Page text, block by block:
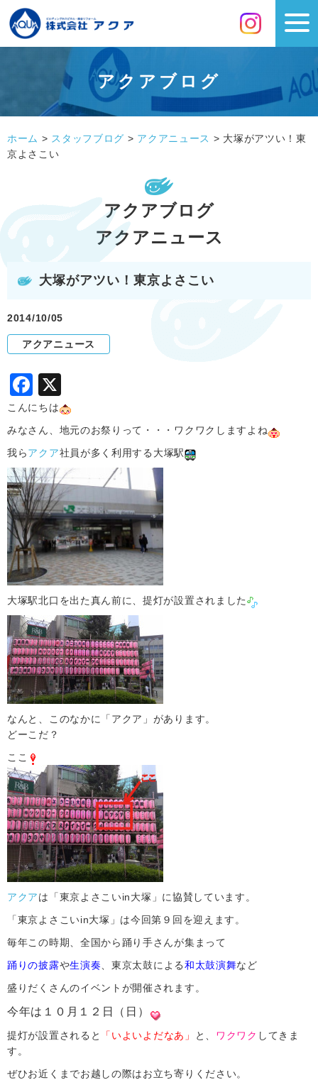
アクアブログ
ホーム > スタッフブログ > アクアニュース > 大塚がアツい！東
京よさこい
アクアブログ
アクアニュース
大塚がアツい！東京よさこい
2014/10/05
アクアニュース
F
a
c
e
b
o
o
k
こんにちは
みなさん、地元のお祭りって・・・ワクワクしますよね
我らアクア社員が多く利用する大塚駅
大塚駅北口を出た真ん前に、提灯が設置されました
なんと、このなかに「アクア」があります。
どーこだ？
ここ
アクアは「東京よさこいin大塚」に協賛しています。
「東京よさこいin大塚」は今回第９回を迎えます。
毎年この時期、全国から踊り手さんが集まって
踊りの披露や生演奏 、東京太鼓による和太鼓演舞など
盛りだくさんのイベントが開催されます。
今年は１０月１２日（日）
提灯が設置されると 「いよいよだなあ」 と、 ワクワク してきま
す。
ぜひお近くまでお越しの際はお立ち寄りください。